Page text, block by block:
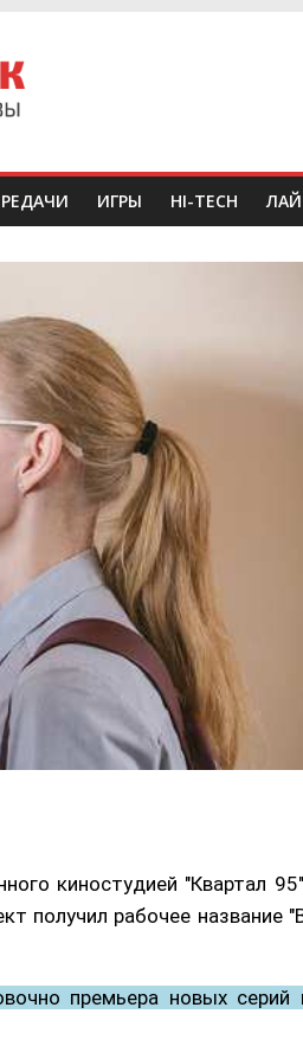
ИГРЫ HI-TECH
киностудией "Квартал
получил рабочее название
премьера новых серий